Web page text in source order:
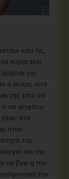
κάτι τις,
κυρία εκεί
για
ο άλλος από
της είπε ότι
τι να ψηφίσω
ήταν στο
ήταν
της
και της
να βγει η πιο
την